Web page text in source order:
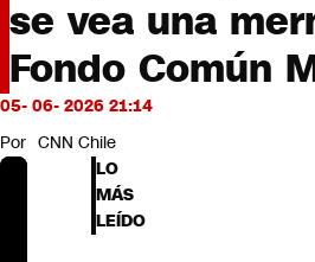
se vea una
Fondo Común
05- 06- 2026 21:14
Por CNN Chile
LO
MÁS
LEÍDO